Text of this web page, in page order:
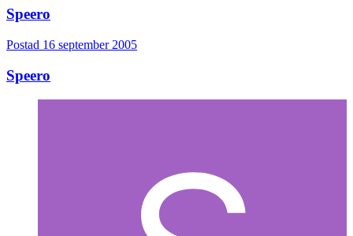
Speero
Postad 16 september 2005
Speero